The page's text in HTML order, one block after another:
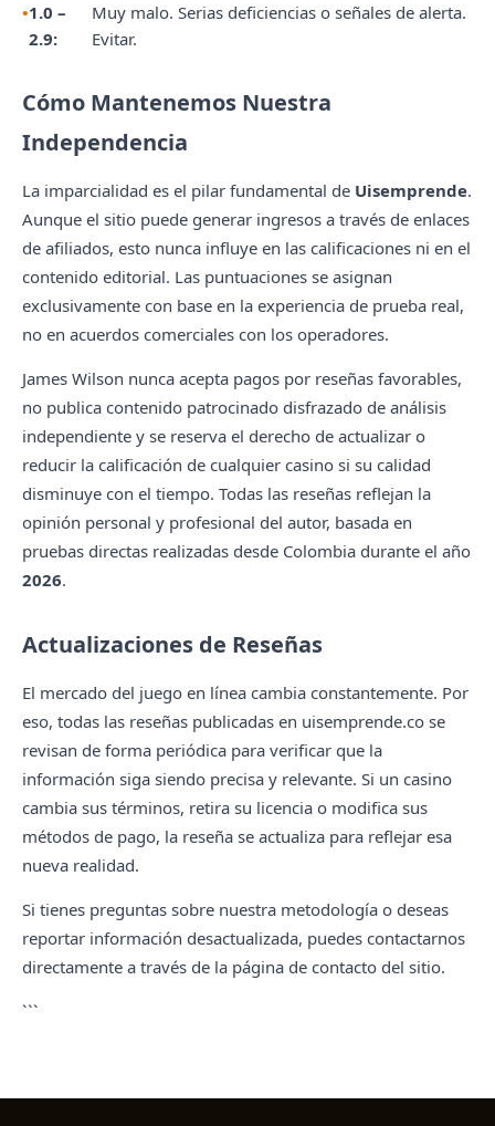
1.0 –
2.9:
Muy malo. Serias deficiencias o señales de alerta.
Evitar.
Cómo Mantenemos Nuestra
Independencia
La imparcialidad es el pilar fundamental de Uisemprende.
Aunque el sitio puede generar ingresos a través de enlaces
de afiliados, esto nunca influye en las calificaciones ni en el
contenido editorial. Las puntuaciones se asignan
exclusivamente con base en la experiencia de prueba real,
no en acuerdos comerciales con los operadores.
James Wilson nunca acepta pagos por reseñas favorables,
no publica contenido patrocinado disfrazado de análisis
independiente y se reserva el derecho de actualizar o
reducir la calificación de cualquier casino si su calidad
disminuye con el tiempo. Todas las reseñas reflejan la
opinión personal y profesional del autor, basada en
pruebas directas realizadas desde Colombia durante el año
2026.
Actualizaciones de Reseñas
El mercado del juego en línea cambia constantemente. Por
eso, todas las reseñas publicadas en uisemprende.co se
revisan de forma periódica para verificar que la
información siga siendo precisa y relevante. Si un casino
cambia sus términos, retira su licencia o modifica sus
métodos de pago, la reseña se actualiza para reflejar esa
nueva realidad.
Si tienes preguntas sobre nuestra metodología o deseas
reportar información desactualizada, puedes contactarnos
directamente a través de la página de contacto del sitio.
```